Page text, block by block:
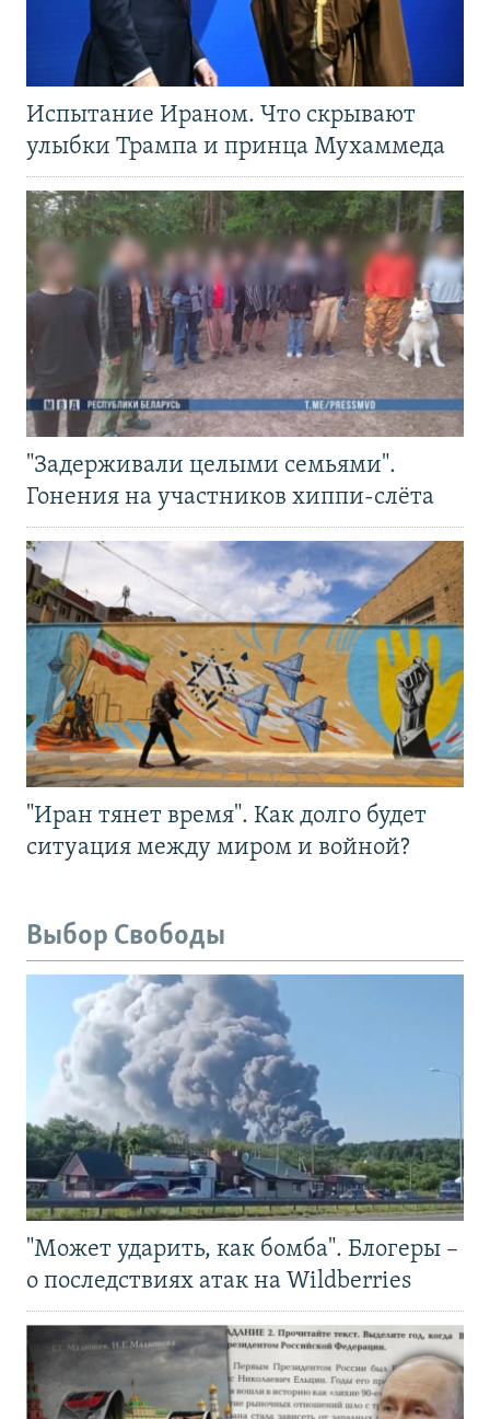
Испытание Ираном. Что скрывают
улыбки Трампа и принца Мухаммеда
"Задерживали целыми семьями".
Гонения на участников хиппи-слёта
"Иран тянет время". Как долго будет
ситуация между миром и войной?
Выбор Свободы
"Может ударить, как бомба". Блогеры –
о последствиях атак на Wildberries